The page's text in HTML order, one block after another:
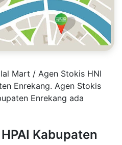
Mart / Agen Stokis HNI
Enrekang. Agen Stokis
Enrekang ada
Kabupaten